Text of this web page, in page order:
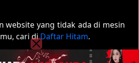
website yang tidak ada di mesin
cari diDaftar Hitam.